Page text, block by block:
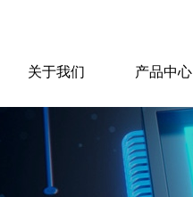
关于我们 产品中心